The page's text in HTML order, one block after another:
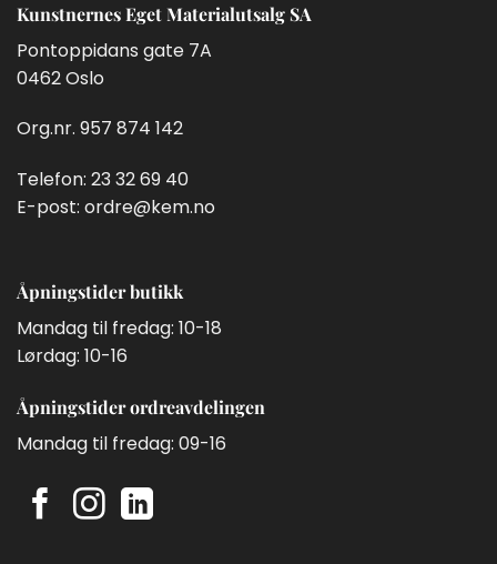
Kunstnernes Eget Materialutsalg SA
Pontoppidans gate 7A
0462 Oslo
Org.nr. 957 874 142
Telefon: 23 32 69 40
E-post: ordre@kem.no
Åpningstider butikk
Mandag til fredag: 10-18
Lørdag: 10-16
Åpningstider ordreavdelingen
Mandag til fredag: 09-16